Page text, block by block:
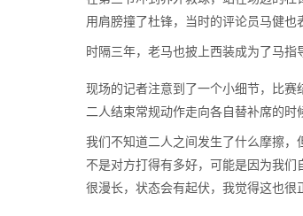
用肩膀撞了杜锋，当时的评论员马健也
时隔三年，老马也披上西装成为了马指
现场的记者注意到了一个小细节，比
二人结束常规动作走向各自替补席的时
我们不知道二人之间发生了什么摩擦，
不是对方打得有多好，可能是因为我们
很漫长，状态会有起伏，我觉得这也很